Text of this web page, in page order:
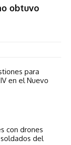
obtuvo
para
en el Nuevo
con drones
del